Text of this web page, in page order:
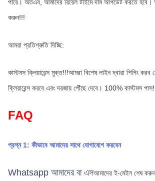
পারে। অতএব, আমাদের রিয়েল টাইমে দাম আপডেট করতে হবে।
করুন!!!
আমরা প্রতিশ্রুতি দিচ্ছি:
কাস্টমস ক্লিয়ারেন্স মুক্ত!!!আমরা বিশেষ লাইন দ্বারা শিপিং করব
ক্লিয়ারেন্স করবে এবং দরজায় পৌঁছে দেবে। 100% কাস্টমস পাস!
FAQ
প্রশ্ন 1: কীভাবে আমাদের সাথে যোগাযোগ করবেন
Whatsapp আমাদের বা এসআমাদের ই-মেইল শেষ